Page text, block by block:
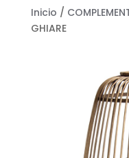
Inicio /
GHIARE